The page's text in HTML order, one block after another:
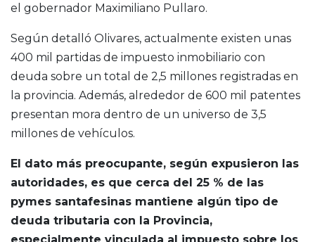
el gobernador Maximiliano Pullaro.
Según detalló Olivares, actualmente existen unas
400 mil partidas de impuesto inmobiliario con
deuda sobre un total de 2,5 millones registradas en
la provincia. Además, alrededor de 600 mil patentes
presentan mora dentro de un universo de 3,5
millones de vehículos.
El dato más preocupante, según expusieron las
autoridades, es que cerca del 25 % de las
pymes santafesinas mantiene algún tipo de
deuda tributaria con la Provincia,